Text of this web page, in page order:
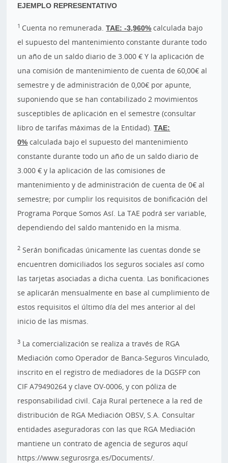
EJEMPLO REPRESENTATIVO
1 Cuenta no remunerada.TAE: -3,960% calculada bajo
el supuesto del mantenimiento constante durante todo
un año de un saldo diario de 3.000 € Y la aplicación de
una comisión de mantenimiento de cuenta de 60,00€ al
semestre y de administración de 0,00€ por apunte,
suponiendo que se han contabilizado 2 movimientos
susceptibles de aplicación en el semestre (consultar
libro de tarifas máximas de la Entidad).TAE:
0% calculada bajo el supuesto del mantenimiento
constante durante todo un año de un saldo diario de
3.000 € y la aplicación de las comisiones de
mantenimiento y de administración de cuenta de 0€ al
semestre; por cumplir los requisitos de bonificación del
Programa Porque Somos Así. La TAE podrá ser variable,
dependiendo del saldo mantenido en la misma.
2 Serán bonificadas únicamente las cuentas donde se
encuentren domiciliados los seguros sociales así como
las tarjetas asociadas a dicha cuenta. Las bonificaciones
se aplicarán mensualmente en base al cumplimiento de
estos requisitos el último día del mes anterior al del
inicio de las mismas.
3 La comercialización se realiza a través de RGA
Mediación como Operador de Banca-Seguros Vinculado,
inscrito en el registro de mediadores de la DGSFP con
CIF A79490264 y clave OV-0006, y con póliza de
responsabilidad civil. Caja Rural pertenece a la red de
distribución de RGA Mediación OBSV, S.A. Consultar
entidades aseguradoras con las que RGA Mediación
mantiene un contrato de agencia de seguros aquí
https://www.segurosrga.es/Documents/.